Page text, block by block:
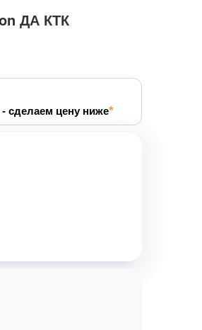
ДА КТК
сделаем цену ниже